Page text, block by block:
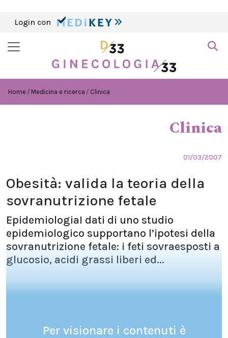
Login con
Home Medicina e ricerca Clinica
Clinica
01/03/2007
Obesità: valida la teoria della
sovranutrizione fetale
EpidemiologiaI dati di uno studio
epidemiologico supportano l’ipotesi della
sovranutrizione fetale: i feti sovraesposti a
glucosio, acidi grassi liberi ed...
Per visionare i contenuti è